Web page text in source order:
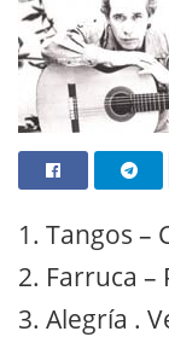
1. Tangos –
2. Farruca –
3. Alegría .